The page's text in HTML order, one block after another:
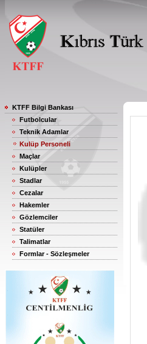
KTFF Bilgi Bankası
Futbolcular
Teknik Adamlar
Kulüp Personeli
Maçlar
Kulüpler
Stadlar
Cezalar
Hakemler
Gözlemciler
Statüler
Talimatlar
Formlar - Sözleşmeler